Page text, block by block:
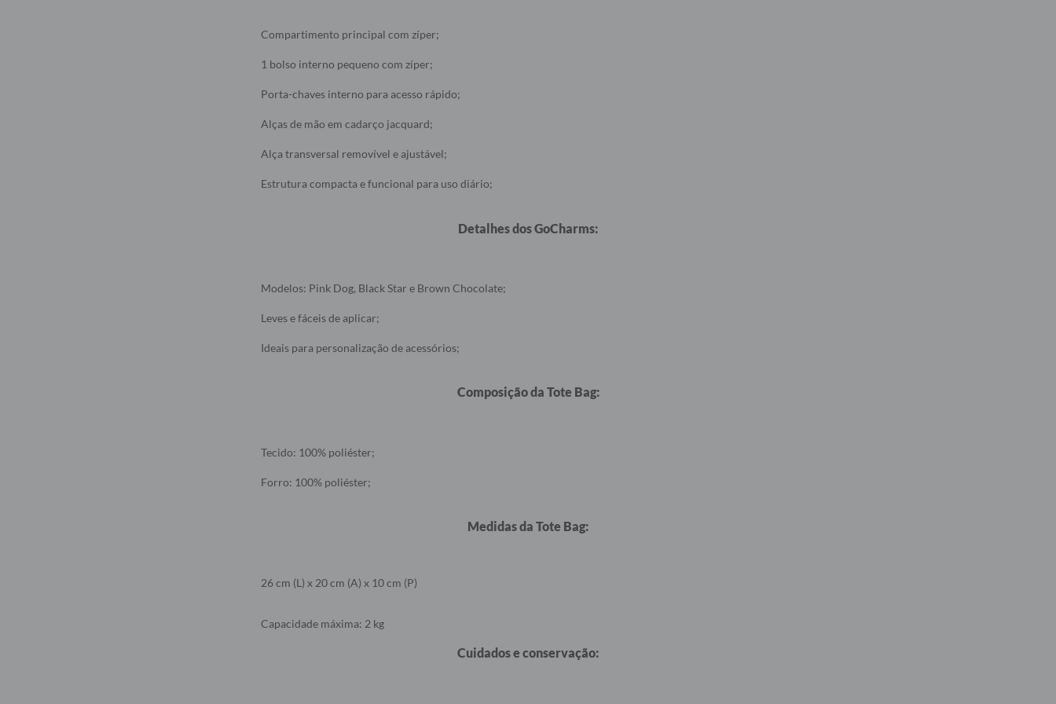
Compartimento principal com zíper;
1 bolso interno pequeno com zíper;
Porta-chaves interno para acesso rápido;
Alças de mão em cadarço jacquard;
Alça transversal removível e ajustável;
Estrutura compacta e funcional para uso diário;
Detalhes dos GoCharms:
Modelos: Pink Dog, Black Star e Brown Chocolate;
Leves e fáceis de aplicar;
Ideais para personalização de acessórios;
Composição da Tote Bag:
Tecido: 100% poliéster;
Forro: 100% poliéster;
Medidas da Tote Bag:
26 cm (L) x 20 cm (A) x 10 cm (P)
Capacidade máxima: 2 kg
Cuidados e conservação: